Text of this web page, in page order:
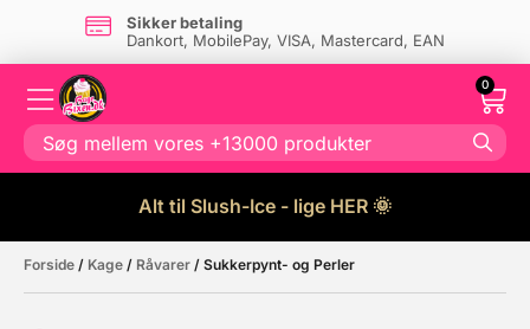
Sikker betaling
Dankort, MobilePay, VISA, Mastercard, EAN
0
Alt til Slush-Ice - lige HER 🌞
Forside / Kage / Råvarer / Sukkerpynt- og Perler